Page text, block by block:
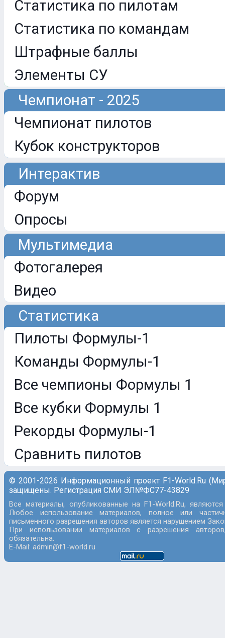
Статистика по пилотам
Статистика по командам
Штрафные баллы
Элементы СУ
Чемпионат - 2025
Чемпионат пилотов
Кубок конструкторов
Интерактив
Форум
Опросы
Мультимедиа
Фотогалерея
Видео
Статистика
Пилоты Формулы-1
Команды Формулы-1
Все чемпионы Формулы 1
Все кубки Формулы 1
Рекорды Формулы-1
Сравнить пилотов
© 2001-2026 Информационный проект F1-World.Ru
защищены. Регистрация СМИ ЭЛ№ФС77-43829
Все материалы, опубликованные на F1-World.Ru,
Любое использование материалов, полное или
письменного разрешения авторов является нарушением
При использовании материалов с разрешения
обязательна.
E-Mail: admin@f1-world.ru